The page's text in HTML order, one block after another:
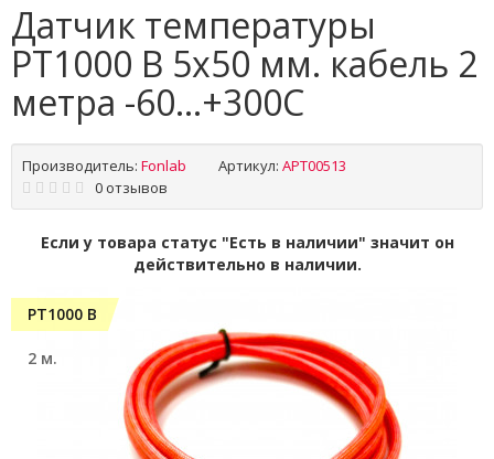
Датчик температуры
PT1000 B 5x50 мм. кабель 2
метра -60...+300C
Производитель: Fonlab Артикул: APT00513
0 отзывов
Если у товара статус "Есть в наличии" значит он
действительно в наличии.
PT1000 B
2 м.